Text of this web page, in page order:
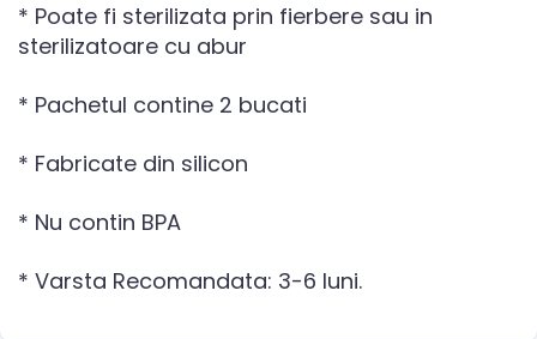
* Poate fi sterilizata prin fierbere sau in
sterilizatoare cu abur
* Pachetul contine 2 bucati
* Fabricate din silicon
* Nu contin BPA
* Varsta Recomandata: 3-6 luni.